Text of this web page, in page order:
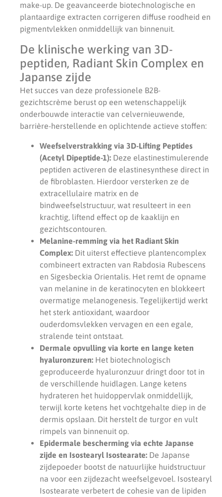
make-up. De geavanceerde biotechnologische en
plantaardige extracten corrigeren diffuse roodheid en
pigmentvlekken onmiddellijk van binnenuit.
De klinische werking van 3D-
peptiden, Radiant Skin Complex en
Japanse zijde
Het succes van deze professionele B2B-
gezichtscrème berust op een wetenschappelijk
onderbouwde interactie van celvernieuwende,
barrière-herstellende en oplichtende actieve stoffen:
Weefselverstrakking via 3D-Lifting Peptides
(Acetyl Dipeptide-1): Deze elastinestimulerende
peptiden activeren de elastinesynthese direct in
de fibroblasten. Hierdoor versterken ze de
extracellulaire matrix en de
bindweefselstructuur, wat resulteert in een
krachtig, liftend effect op de kaaklijn en
gezichtscontouren.
Melanine-remming via het Radiant Skin
Complex: Dit uiterst effectieve plantencomplex
combineert extracten van Rabdosia Rubescens
en Sigesbeckia Orientalis. Het remt de opname
van melanine in de keratinocyten en blokkeert
overmatige melanogenesis. Tegelijkertijd werkt
het sterk antioxidant, waardoor
ouderdomsvlekken vervagen en een egale,
stralende teint ontstaat.
Dermale opvulling via korte en lange keten
hyaluronzuren: Het biotechnologisch
geproduceerde hyaluronzuur dringt door tot in
de verschillende huidlagen. Lange ketens
hydrateren het huidoppervlak onmiddellijk,
terwijl korte ketens het vochtgehalte diep in de
dermis opslaan. Dit herstelt de turgor en vult
rimpels van binnenuit op.
Epidermale bescherming via echte Japanse
zijde en Isostearyl Isostearate: De Japanse
zijdepoeder bootst de natuurlijke huidstructuur
na voor een zijdezacht weefselgevoel. Isostearyl
Isostearate verbetert de cohesie van de lipiden